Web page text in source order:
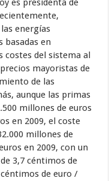
es presidenta de
energías
basadas en
costes del sistema al
mayoristas de
de las
aunque las primas
millones de euros
en 2009, el coste
millones de
en 2009, con un
3,7 céntimos de
de euro /